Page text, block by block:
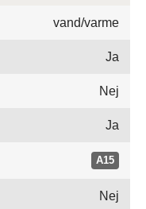
vand/varme
Ja
Nej
Ja
A15
Nej